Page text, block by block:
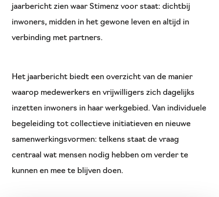
jaarbericht zien waar Stimenz voor staat: dichtbij
inwoners, midden in het gewone leven en altijd in
verbinding met partners.
Het jaarbericht biedt een overzicht van de manier
waarop medewerkers en vrijwilligers zich dagelijks
inzetten inwoners in haar werkgebied. Van individuele
begeleiding tot collectieve initiatieven en nieuwe
samenwerkingsvormen: telkens staat de vraag
centraal wat mensen nodig hebben om verder te
kunnen en mee te blijven doen.